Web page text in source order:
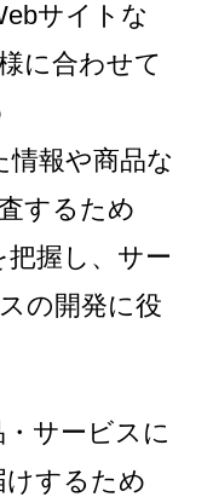
サイトな
に合わせて
情報や商品な
するため
握し、サー
の開発に役
・サービスに
けするため